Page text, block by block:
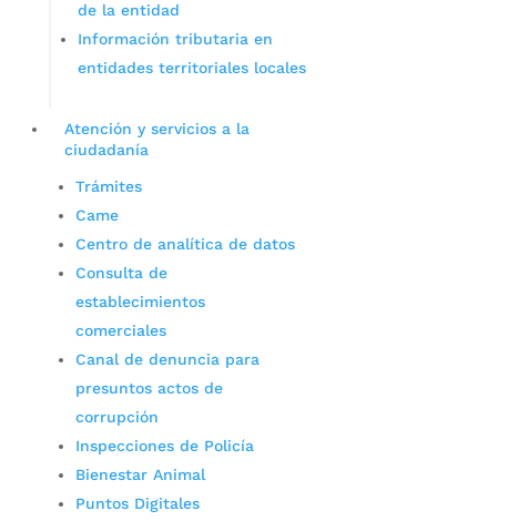
de la entidad
Información tributaria en
entidades territoriales locales
Atención y servicios a la
ciudadanía
Trámites
Came
Centro de analítica de datos
Consulta de
establecimientos
comerciales
Canal de denuncia para
presuntos actos de
corrupción
Inspecciones de Policía
Bienestar Animal
Puntos Digitales